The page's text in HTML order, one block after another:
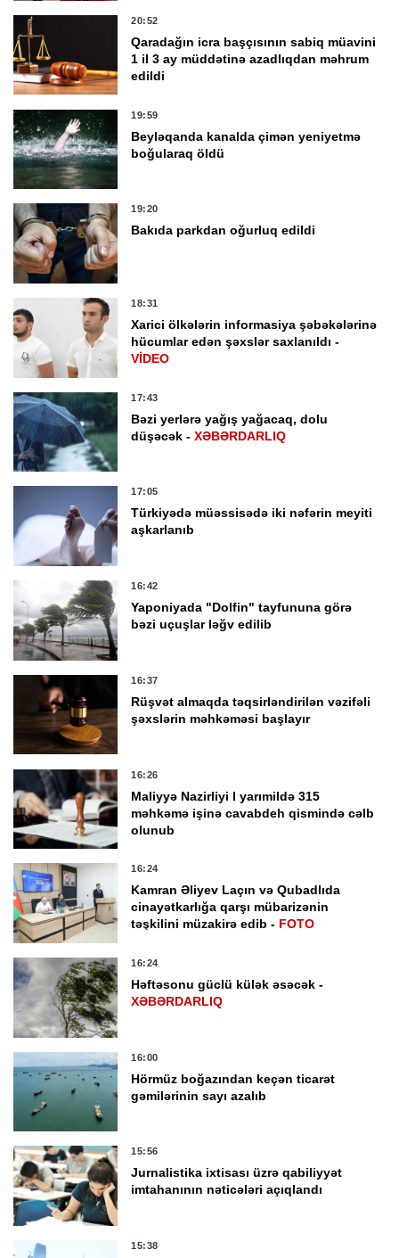
20:52
Qaradağın icra başçısının sabiq müavini
1 il 3 ay müddətinə azadlıqdan məhrum
edildi
19:59
Beyləqanda kanalda çimən yeniyetmə
boğularaq öldü
19:20
Bakıda parkdan oğurluq edildi
18:31
Xarici ölkələrin informasiya şəbəkələrinə
hücumlar edən şəxslər saxlanıldı -
VİDEO
17:43
Bəzi yerlərə yağış yağacaq, dolu
düşəcək -XƏBƏRDARLIQ
17:05
Türkiyədə müəssisədə iki nəfərin meyiti
aşkarlanıb
16:42
Yaponiyada "Dolfin" tayfununa görə
bəzi uçuşlar ləğv edilib
16:37
Rüşvət almaqda təqsirləndirilən vəzifəli
şəxslərin məhkəməsi başlayır
16:26
Maliyyə Nazirliyi I yarımildə 315
məhkəmə işinə cavabdeh qismində cəlb
olunub
16:24
Kamran Əliyev Laçın və Qubadlıda
cinayətkarlığa qarşı mübarizənin
təşkilini müzakirə edib - FOTO
16:24
Həftəsonu güclü külək əsəcək -
XƏBƏRDARLIQ
16:00
Hörmüz boğazından keçən ticarət
gəmilərinin sayı azalıb
15:56
Jurnalistika ixtisası üzrə qabiliyyət
imtahanının nəticələri açıqlandı
15:38